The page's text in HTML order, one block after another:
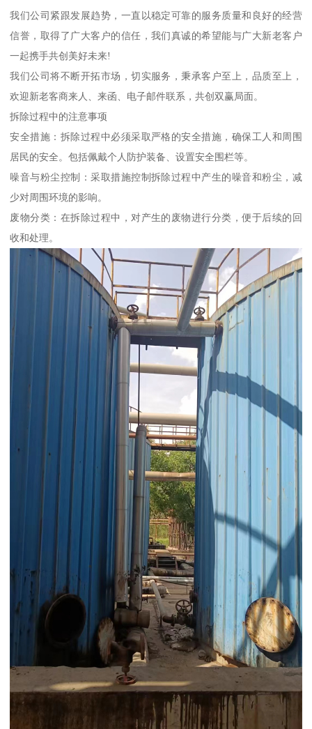
我们公司紧跟发展趋势，一直以稳定可靠的服务质量和良好的经营
信誉，取得了广大客户的信任，我们真诚的希望能与广大新老客户
一起携手共创美好未来!
我们公司将不断开拓市场，切实服务，秉承客户至上，品质至上，
欢迎新老客商来人、来函、电子邮件联系，共创双赢局面。
拆除过程中的注意事项
安全措施：拆除过程中必须采取严格的安全措施，确保工人和周围
居民的安全。包括佩戴个人防护装备、设置安全围栏等。
噪音与粉尘控制：采取措施控制拆除过程中产生的噪音和粉尘，减
少对周围环境的影响。
废物分类：在拆除过程中，对产生的废物进行分类，便于后续的回
收和处理。